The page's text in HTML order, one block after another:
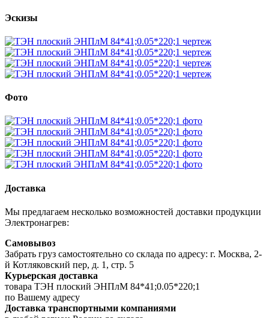
Эскизы
Фото
Доставка
Мы предлагаем несколько возможностей доставки продукции
Электронагрев:
Самовывоз
Забрать груз самостоятельно со склада по адресу: г. Москва, 2-
й Котляковский пер, д. 1, стр. 5
Курьерская доставка
товара ТЭН плоский ЭНПлМ 84*41;0.05*220;1
по Вашему адресу
Доставка транспортными компаниями